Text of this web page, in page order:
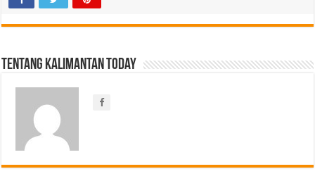
Tentang Kalimantan Today